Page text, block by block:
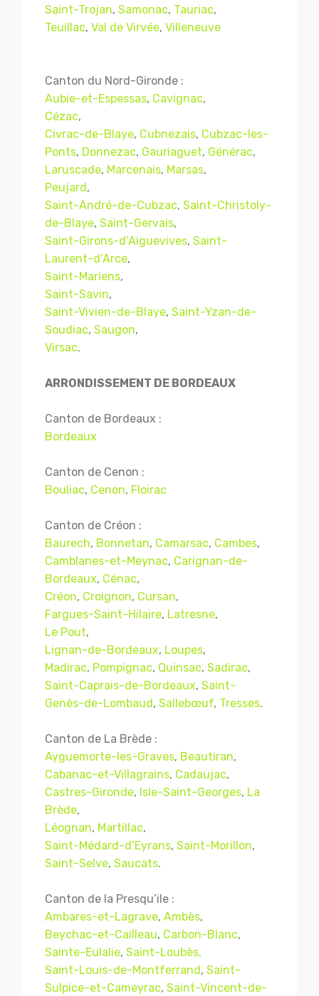
Saint-Trojan, Samonac, Tauriac,
Teuillac, Val de Virvée, Villeneuve
Canton du Nord-Gironde :
Aubie-et-Espessas, Cavignac,
Cézac,
Civrac-de-Blaye, Cubnezais, Cubzac-les-
Ponts, Donnezac, Gauriaguet, Générac,
Laruscade, Marcenais, Marsas,
Peujard,
Saint-André-de-Cubzac, Saint-Christoly-
de-Blaye, Saint-Gervais,
Saint-Girons-d’Aiguevives, Saint-
Laurent-d’Arce,
Saint-Mariens,
Saint-Savin,
Saint-Vivien-de-Blaye, Saint-Yzan-de-
Soudiac, Saugon,
Virsac.
ARRONDISSEMENT DE BORDEAUX
Canton de Bordeaux :
Bordeaux
Canton de Cenon :
Bouliac, Cenon, Floirac
Canton de Créon :
Baurech, Bonnetan, Camarsac, Cambes,
Camblanes-et-Meynac, Carignan-de-
Bordeaux, Cénac,
Créon, Croignon, Cursan,
Fargues-Saint-Hilaire, Latresne,
Le Pout,
Lignan-de-Bordeaux, Loupes,
Madirac, Pompignac, Quinsac, Sadirac,
Saint-Caprais-de-Bordeaux, Saint-
Genès-de-Lombaud, Sallebœuf, Tresses.
Canton de La Brède :
Ayguemorte-les-Graves, Beautiran,
Cabanac-et-Villagrains, Cadaujac,
Castres-Gironde, Isle-Saint-Georges, La
Brède,
Léognan, Martillac,
Saint-Médard-d’Eyrans, Saint-Morillon,
Saint-Selve, Saucats.
Canton de la Presqu’ile :
Ambares-et-Lagrave, Ambès,
Beychac-et-Cailleau, Carbon-Blanc,
Sainte-Eulalie, Saint-Loubès,
Saint-Louis-de-Montferrand, Saint-
Sulpice-et-Cameyrac, Saint-Vincent-de-